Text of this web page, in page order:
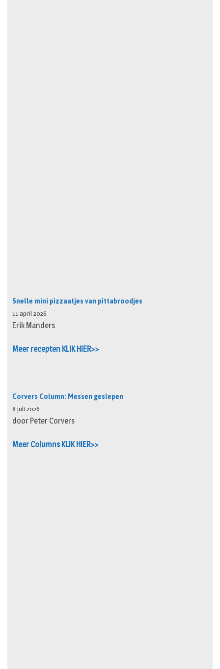
Snelle mini pizzaatjes van pittabroodjes
11 april 2026
Erik Manders
Meer recepten KLIK HIER>>
Corvers Column: Messen geslepen
8 juli 2026
door Peter Corvers
Meer Columns KLIK HIER>>